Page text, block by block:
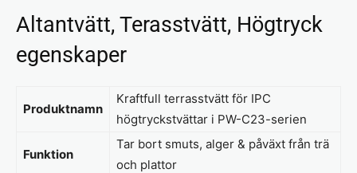
Altantvätt, Terasstvätt, Högtryck
egenskaper
Produktnamn
Kraftfull terrasstvätt för IPC
högtryckstvättar i PW-C23-serien
Funktion
Tar bort smuts, alger & påväxt från trä
och plattor